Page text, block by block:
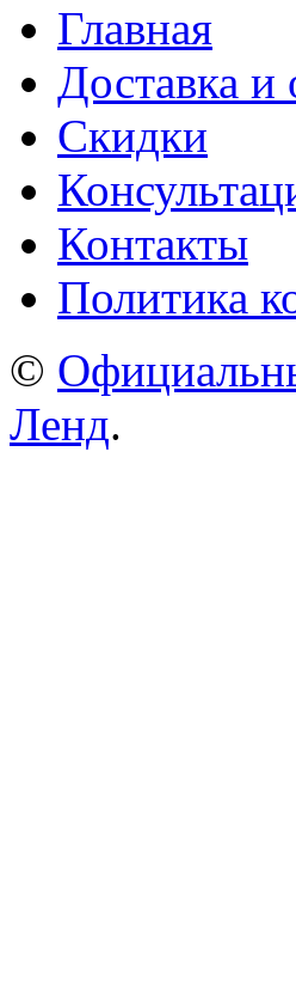
Главная
Доставка и
Скидки
Контакты
Политика
©
Ленд.